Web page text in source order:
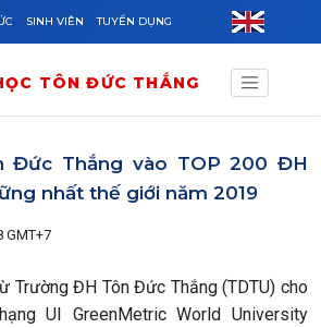
SINH VIÊN TUYỂN DỤNG
TÔN ĐỨC THẮNG
Đức Thắng vào TOP 200 ĐH
nhất thế giới năm 2019
GMT+7
Trường ĐH Tôn Đức Thắng (TDTU) cho
UI GreenMetric World University